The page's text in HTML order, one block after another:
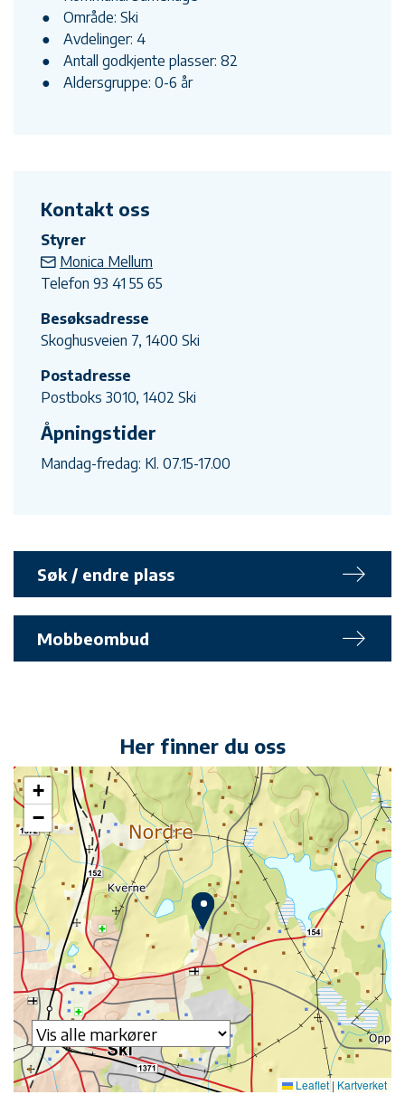
Område: Ski
Avdelinger: 4
Antall godkjente plasser: 82
Aldersgruppe: 0-6 år
Kontakt oss
Styrer
Monica Mellum
Telefon 93 41 55 65
Besøksadresse
Skoghusveien 7, 1400 Ski
Postadresse
Postboks 3010, 1402 Ski
Åpningstider
Mandag-fredag: Kl. 07.15-17.00
Søk / endre plass
Mobbeombud
Her finner du oss
+
−
Leaflet | Kartverket